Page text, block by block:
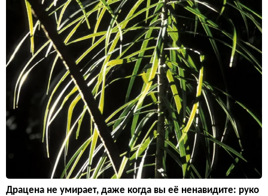
Драцена не умирает, даже когда вы её ненавидите: руко